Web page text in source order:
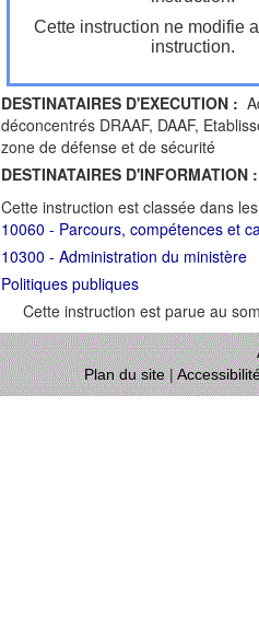
Cette instruction ne modifie
instruction.
DESTINATAIRES D'EXECUTION :
déconcentrés DRAAF, DAAF,
zone de défense et de sécurité
DESTINATAIRES D'INFORMATION :
Cette instruction est classée dans
10060 - Parcours, compétences et
10300 - Administration du ministère
Politiques publiques
Cette instruction est parue au
Plan du site|